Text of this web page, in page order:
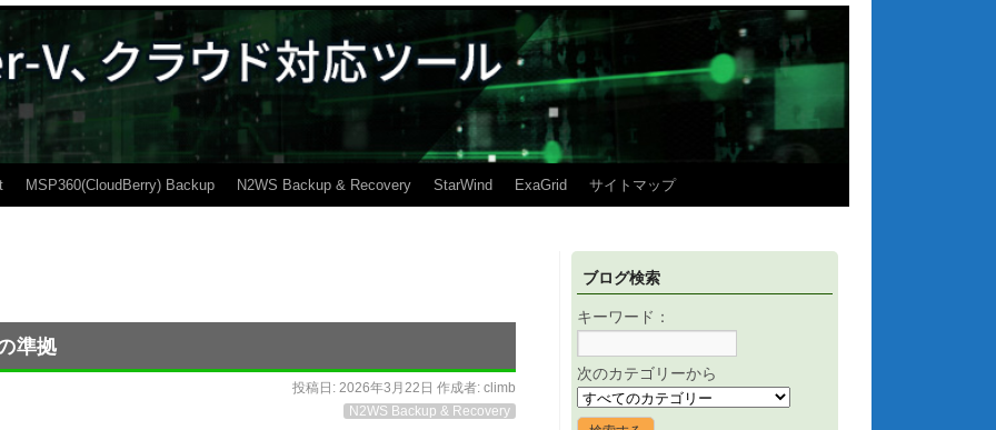
MSP360(CloudBerry) Backup N2WS Backup & Recovery StarWind ExaGrid サイトマップ
準拠
投稿日: 2026年3月22日 作成者: climb
N2WS Backup & Recovery
ブログ検索
キーワード：
次のカテゴリーから